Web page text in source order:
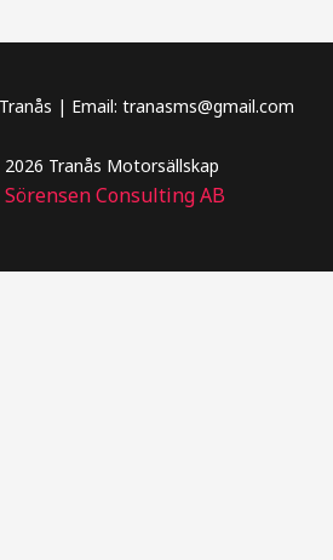
| Email: tranasms@gmail.com
Tranås Motorsällskap
Sörensen Consulting AB